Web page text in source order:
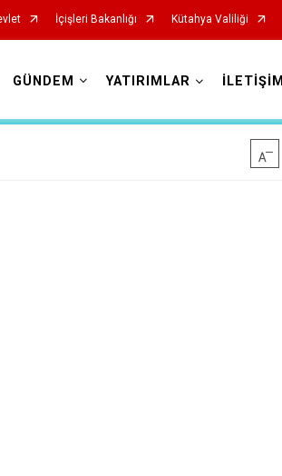
İçişleri Bakanlığı Kütahya Valiliği
GÜNDEM YATIRIMLAR İLETİŞİM